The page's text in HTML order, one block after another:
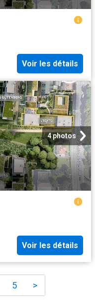
Voir les détails
4 photos
Voir les détails
5 >